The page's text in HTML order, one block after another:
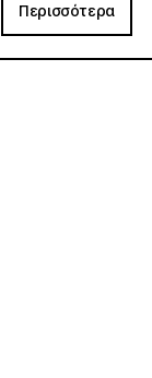
Περισσότερα